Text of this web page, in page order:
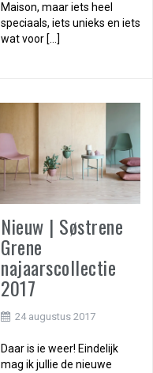
Maison, maar iets heel
speciaals, iets unieks en iets
wat voor […]
Nieuw | Søstrene
Grene
najaarscollectie
2017
24 augustus 2017
Daar is ie weer! Eindelijk
mag ik jullie de nieuwe